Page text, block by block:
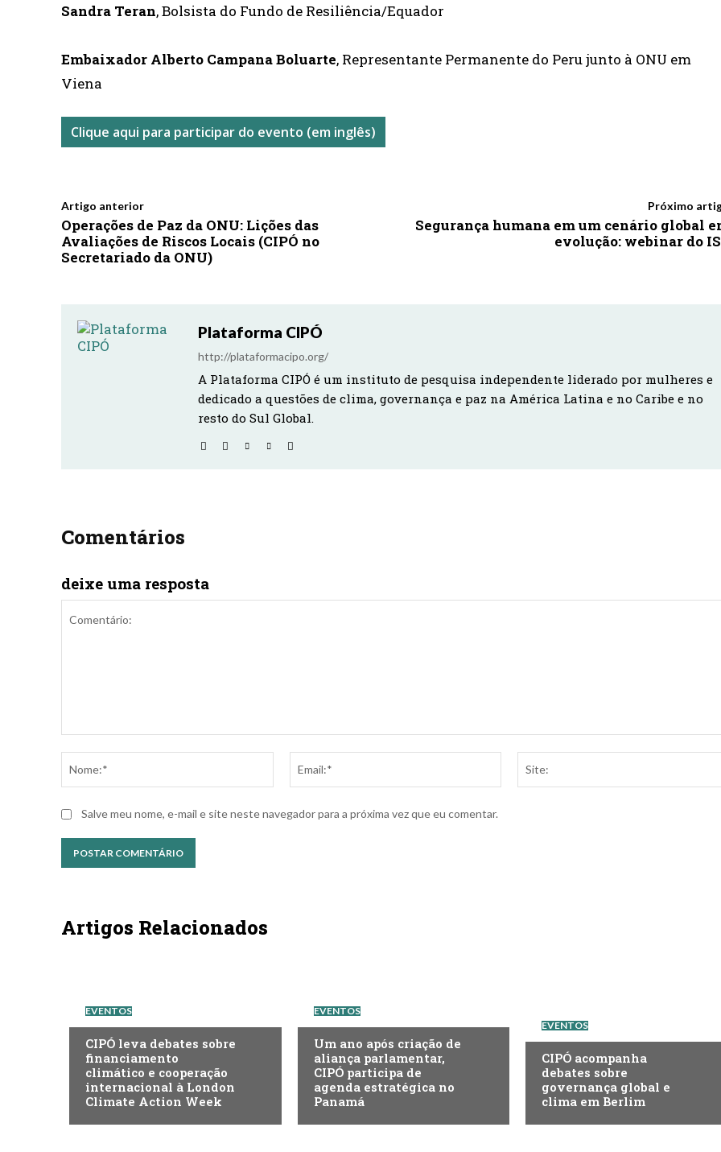
Sandra Teran, Bolsista do Fundo de Resiliência/Equador
Embaixador Alberto Campana Boluarte, Representante Permanente do Peru junto à ONU em
Viena
Clique aqui para participar do evento (em inglês)
Artigo anterior
Operações de Paz da ONU: Lições das
Avaliações de Riscos Locais (CIPÓ no
Secretariado da ONU)
Próximo
Segurança humana em um cenário global
evolução: webinar do
Plataforma CIPÓ
http://plataformacipo.org/
A Plataforma CIPÓ é um instituto de pesquisa independente liderado por mulheres e
dedicado a questões de clima, governança e paz na América Latina e no Caribe e no
resto do Sul Global.
Comentários
deixe uma resposta
Salve meu nome, e-mail e site neste navegador para a próxima vez que eu comentar.
Artigos Relacionados
EVENTOS
CIPÓ leva debates sobre
financiamento
climático e cooperação
internacional à London
Climate Action Week
EVENTOS
Um ano após criação de
aliança parlamentar,
CIPÓ participa de
agenda estratégica no
Panamá
EVENTOS
CIPÓ acompanha
debates sobre
governança global e
clima em Berlim